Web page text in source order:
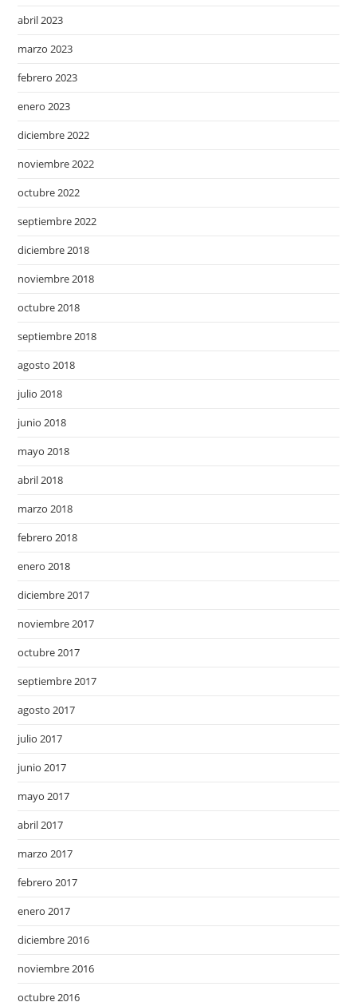
abril 2023
marzo 2023
febrero 2023
enero 2023
diciembre 2022
noviembre 2022
octubre 2022
septiembre 2022
diciembre 2018
noviembre 2018
octubre 2018
septiembre 2018
agosto 2018
julio 2018
junio 2018
mayo 2018
abril 2018
marzo 2018
febrero 2018
enero 2018
diciembre 2017
noviembre 2017
octubre 2017
septiembre 2017
agosto 2017
julio 2017
junio 2017
mayo 2017
abril 2017
marzo 2017
febrero 2017
enero 2017
diciembre 2016
noviembre 2016
octubre 2016